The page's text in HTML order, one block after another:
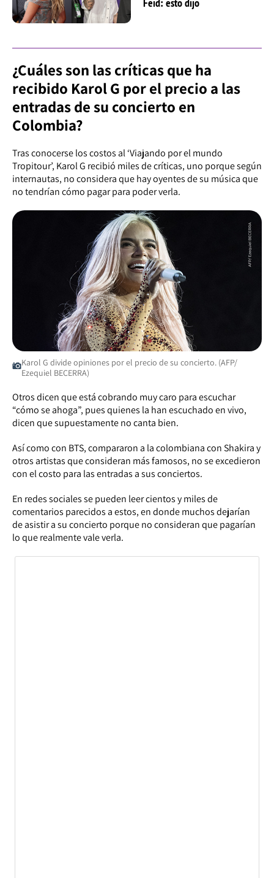
Feid: esto dijo
¿Cuáles son las críticas que ha
recibido Karol G por el precio a las
entradas de su concierto en
Colombia?
Tras conocerse los costos al ‘Viajando por el mundo
Tropitour’, Karol G recibió miles de críticas, uno porque según
internautas, no considera que hay oyentes de su música que
no tendrían cómo pagar para poder verla.
Karol G divide opiniones por el precio de su concierto. (AFP/
Ezequiel BECERRA)
Otros dicen que está cobrando muy caro para escuchar
“cómo se ahoga”, pues quienes la han escuchado en vivo,
dicen que supuestamente no canta bien.
Así como con BTS, compararon a la colombiana con Shakira y
otros artistas que consideran más famosos, no se excedieron
con el costo para las entradas a sus conciertos.
En redes sociales se pueden leer cientos y miles de
comentarios parecidos a estos, en donde muchos dejarían
de asistir a su concierto porque no consideran que pagarían
lo que realmente vale verla.